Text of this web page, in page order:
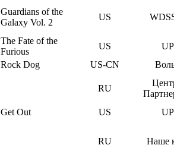
Guardians of the
Galaxy Vol. 2
US
The Fate of the
Furious
US
Rock Dog US-CN
RU
Get Out US
RU Наше